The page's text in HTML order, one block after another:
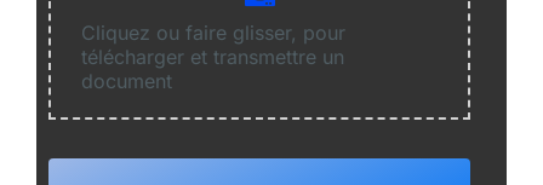
Cliquez ou faire glisser, pour
télécharger et transmettre un
document